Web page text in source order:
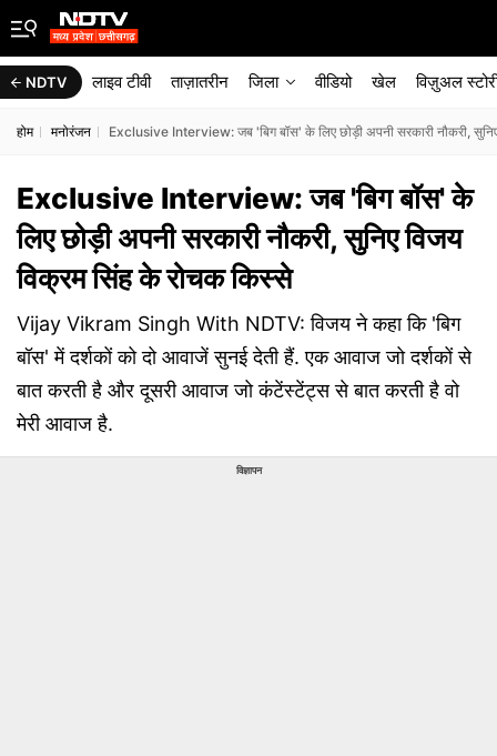
NDTV लाइव टीवी ताज़ातरीन जिला वीडियो खेल विज़ुअल
होम मनोरंजन Exclusive Interview: जब 'बिग बॉस' के लिए छोड़ी अपनी सरकारी नौकरी,
Exclusive Interview: जब 'बिग बॉस' के
लिए छोड़ी अपनी सरकारी नौकरी, सुनिए विजय
विक्रम सिंह के रोचक किस्से
Vijay Vikram Singh With NDTV: विजय ने कहा कि 'बिग
बॉस' में दर्शकों को दो आवाजें सुनई देती हैं. एक आवाज जो दर्शकों से
बात करती है और दूसरी आवाज जो कंटेंस्टेंट्स से बात करती है वो
मेरी आवाज है.
विज्ञापन